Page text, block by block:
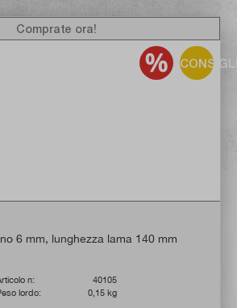
6 mm, lunghezza lama 140 mm
n:
40105
lordo:
0,15 kg
Comprate ora!